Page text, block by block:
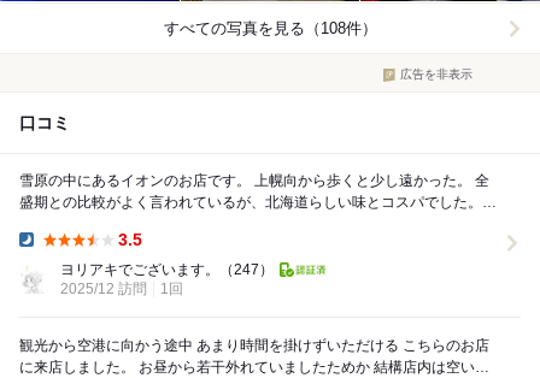
すべての写真を見る（108件）
広告を非表示
口コミ
雪原の中にあるイオンのお店です。 上幌向から歩くと少し遠かった。 全
盛期との比較がよく言われているが、北海道らしい味とコスパでした。
3.5
ヨリアキでございます。
（247）
2025/12 訪問
1回
観光から空港に向かう途中 あまり時間を掛けずいただける こちらのお店
に来店しました。 お昼から若干外れていましたためか 結構店内は空いて